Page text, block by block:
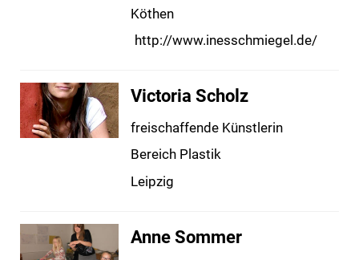
Köthen
http://www.inesschmiegel.de/
Victoria Scholz
freischaffende Künstlerin
Bereich Plastik
Leipzig
Anne Sommer